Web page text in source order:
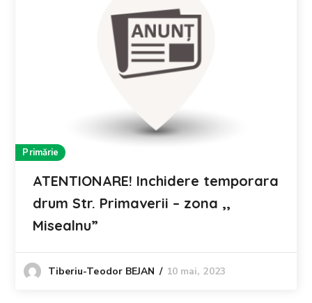
Primărie
ATENTIONARE! Inchidere temporara
drum Str. Primaverii – zona ,,
Misealnu”
Tiberiu-Teodor BEJAN 10 mai, 2023